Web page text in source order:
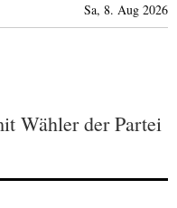
Sa, 8. Aug 2026
Wähler der Partei